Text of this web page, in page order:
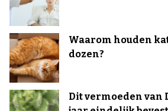
Waarom houden
dozen?
Dit vermoeden van